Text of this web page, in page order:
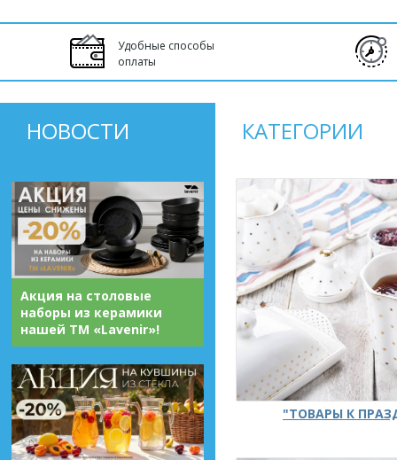
Удобные способы
оплаты
НОВОСТИ
Акция на столовые
наборы из керамики
нашей ТМ «Lavenir»!
КАТЕГОРИИ
"ТОВАРЫ К